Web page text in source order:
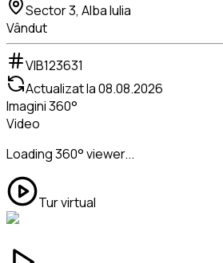
Sector 3, Alba Iulia
Vândut
VIB123631
Actualizat la08.08.2026
Imagini 360°
Video
Loading 360° viewer...
Tur virtual